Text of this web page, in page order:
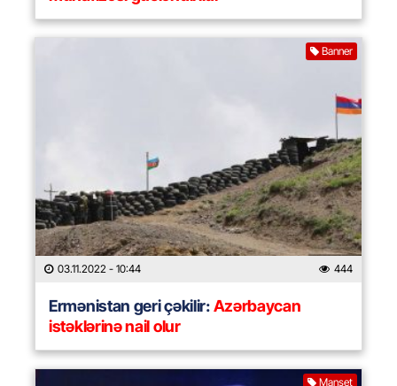
Banner
03.11.2022 - 10:44 444
Ermənistan geri çəkilir:Azərbaycan
istəklərinə nail olur
Manşet